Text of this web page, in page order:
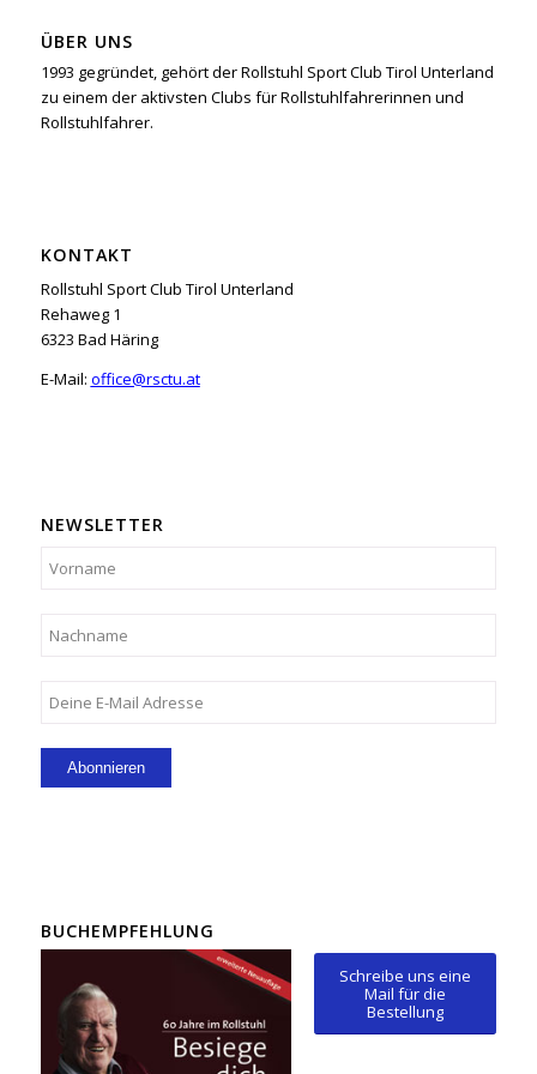
ÜBER UNS
1993 gegründet, gehört der Rollstuhl Sport Club Tirol Unterland
zu einem der aktivsten Clubs für Rollstuhlfahrerinnen und
Rollstuhlfahrer.
KONTAKT
Rollstuhl Sport Club Tirol Unterland
Rehaweg 1
6323 Bad Häring
E-Mail: office@rsctu.at
NEWSLETTER
BUCHEMPFEHLUNG
Schreibe uns eine
Mail für die
Bestellung